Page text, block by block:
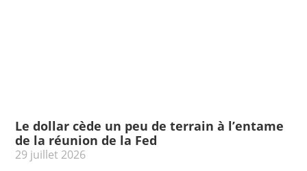
Le dollar cède un peu de terrain à l’entame
de la réunion de la Fed
29 juillet 2026